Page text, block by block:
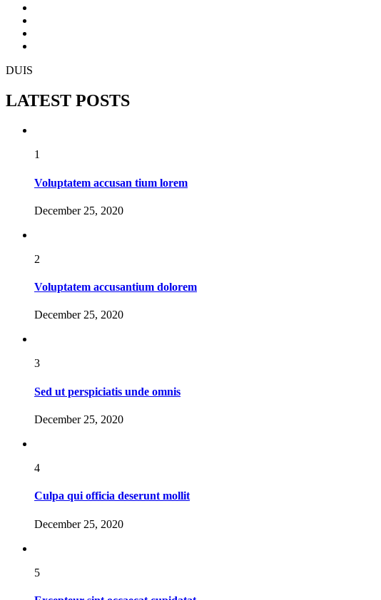
DUIS
LATEST POSTS
1
Voluptatem accusan tium lorem
December 25, 2020
2
Voluptatem accusantium dolorem
December 25, 2020
3
Sed ut perspiciatis unde omnis
December 25, 2020
4
Culpa qui officia deserunt mollit
December 25, 2020
5